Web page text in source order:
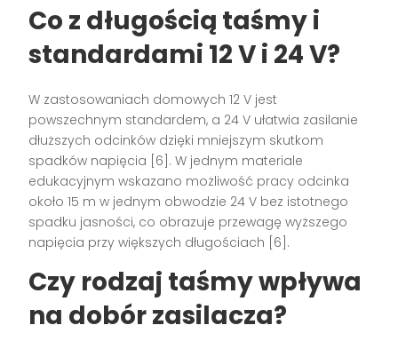
Co z długością taśmy i
standardami 12 V i 24 V?
W zastosowaniach domowych 12 V jest
powszechnym standardem, a 24 V ułatwia zasilanie
dłuższych odcinków dzięki mniejszym skutkom
spadków napięcia [6]. W jednym materiale
edukacyjnym wskazano możliwość pracy odcinka
około 15 m w jednym obwodzie 24 V bez istotnego
spadku jasności, co obrazuje przewagę wyższego
napięcia przy większych długościach [6].
Czy rodzaj taśmy wpływa
na dobór zasilacza?